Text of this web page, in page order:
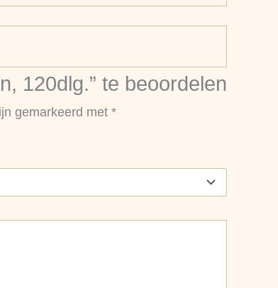
120dlg.” te beoordelen
gemarkeerd met *